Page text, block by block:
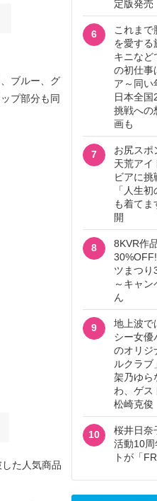
ブルー、グ
プ部分も同
た人気商品
定版発売
6
これまで
を愛する
キニなど
の初仕事
ア～同い
日本全国
挑戦への
画も
7
お尻スポ
天荒アイ
ビアに挑
「人生
も着て
開
8
8KVR作
ツまつり
～キャ
ん
9
地上波で
シー女優
のオリジ
ルクラブ
架乃ゆら
わ、ゲス
松崎克俊
10
桜井日奈
活動10周
トが「